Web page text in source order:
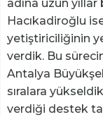
adına uzun
Hacıkadiroğlu
yetiştiriciliğinin
verdik. Bu
Antalya
sıralara
verdiği destek